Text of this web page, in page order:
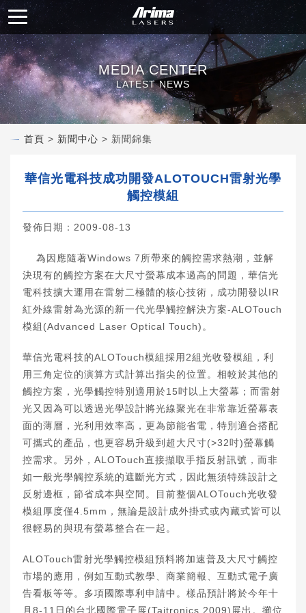
MEDIA CENTER
LATEST NEWS
首頁 > 新聞中心 > 新聞錦集
華信光電科技成功開發ALOTOUCH雷射光學
觸控模組
發佈日期：2009-08-13
為因應隨著Windows 7所帶來的觸控需求熱潮，並解
決現有的觸控方案在大尺寸螢幕成本過高的問題，華信光
電科技擴大運用在雷射二極體的核心技術，成功開發以IR
紅外線雷射為光源的新一代光學觸控解決方案-ALOTouch
模組(Advanced Laser Optical Touch)。
華信光電科技的ALOTouch模組採用2組光收發模組，利
用三角定位的演算方式計算出指尖的位置。相較於其他的
觸控方案，光學觸控特別適用於15吋以上大螢幕；而雷射
光又因為可以透過光學設計將光線聚光在非常靠近螢幕表
面的薄層，光利用效率高，更為節能省電，特別適合搭配
可攜式的產品，也更容易升級到超大尺寸(>32吋)螢幕觸
控需求。另外，ALOTouch直接擷取手指反射訊號，而非
如一般光學觸控系統的遮斷光方式，因此無須特殊設計之
反射邊框，節省成本與空間。目前整個ALOTouch光收發
模組厚度僅4.5mm，無論是設計成外掛式或內藏式皆可以
很輕易的與現有螢幕整合在一起。
ALOTouch雷射光學觸控模組預料將加速普及大尺寸觸控
市場的應用，例如互動式教學、商業簡報、互動式電子廣
告看板等等。多項國際專利申請中。樣品預計將於今年十
月8-11日的台北國際電子展(Taitronics 2009)展出。攤位